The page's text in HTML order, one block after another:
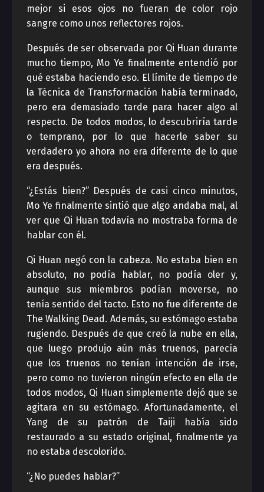
mejor si esos ojos no fueran de color rojo
sangre como unos reflectores rojos.
Después de ser observada por Qi Huan durante
mucho tiempo, Mo Ye finalmente entendió por
qué estaba haciendo eso. El límite de tiempo de
la Técnica de Transformación había terminado,
pero era demasiado tarde para hacer algo al
respecto. De todos modos, lo descubriría tarde
o temprano, por lo que hacerle saber su
verdadero yo ahora no era diferente de lo que
era después.
“¿Estás bien?” Después de casi cinco minutos,
Mo Ye finalmente sintió que algo andaba mal, al
ver que Qi Huan todavía no mostraba forma de
hablar con él.
Qi Huan negó con la cabeza. No estaba bien en
absoluto, no podía hablar, no podía oler y,
aunque sus miembros podían moverse, no
tenía sentido del tacto. Esto no fue diferente de
The Walking Dead. Además, su estómago estaba
rugiendo. Después de que creó la nube en ella,
que luego produjo aún más truenos, parecía
que los truenos no tenían intención de irse,
pero como no tuvieron ningún efecto en ella de
todos modos, Qi Huan simplemente dejó que se
agitara en su estómago. Afortunadamente, el
Yang de su patrón de Taiji había sido
restaurado a su estado original, finalmente ya
no estaba descolorido.
“¿No puedes hablar?”